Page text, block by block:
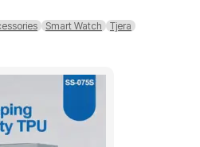
Smart Watch Tjera